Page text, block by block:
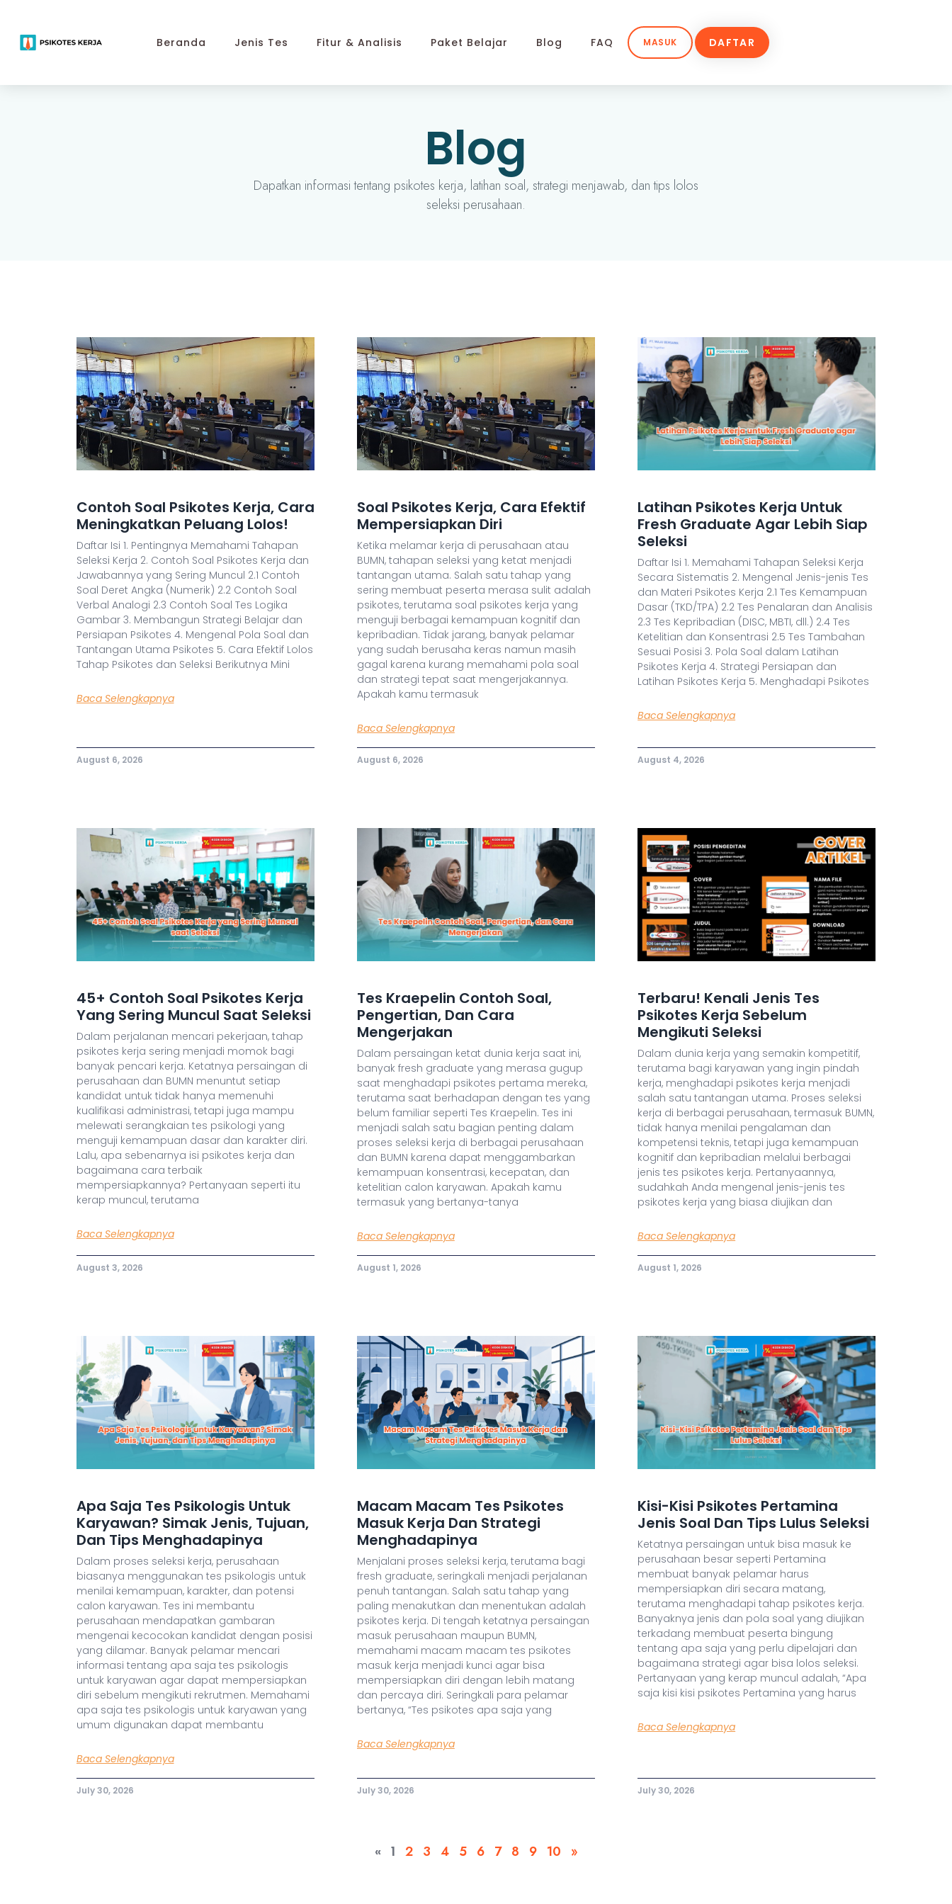
Beranda Jenis Tes Fitur & Analisis Paket Belajar Blog FAQ MASUK DAFTAR
Blog
Dapatkan informasi tentang psikotes kerja, latihan soal, strategi menjawab, dan tips lolos
seleksi perusahaan.
Contoh Soal Psikotes Kerja, Cara
Meningkatkan Peluang Lolos!
Daftar Isi 1. Pentingnya Memahami Tahapan
Seleksi Kerja 2. Contoh Soal Psikotes Kerja dan
Jawabannya yang Sering Muncul 2.1 Contoh
Soal Deret Angka (Numerik) 2.2 Contoh Soal
Verbal Analogi 2.3 Contoh Soal Tes Logika
Gambar 3. Membangun Strategi Belajar dan
Persiapan Psikotes 4. Mengenal Pola Soal dan
Tantangan Utama Psikotes 5. Cara Efektif Lolos
Tahap Psikotes dan Seleksi Berikutnya Mini
Baca Selengkapnya
August 6, 2026
Soal Psikotes Kerja, Cara Efektif
Mempersiapkan Diri
Ketika melamar kerja di perusahaan atau
BUMN, tahapan seleksi yang ketat menjadi
tantangan utama. Salah satu tahap yang
sering membuat peserta merasa sulit adalah
psikotes, terutama soal psikotes kerja yang
menguji berbagai kemampuan kognitif dan
kepribadian. Tidak jarang, banyak pelamar
yang sudah berusaha keras namun masih
gagal karena kurang memahami pola soal
dan strategi tepat saat mengerjakannya.
Apakah kamu termasuk
Baca Selengkapnya
August 6, 2026
Latihan Psikotes Kerja Untuk
Fresh Graduate Agar Lebih Siap
Seleksi
Daftar Isi 1. Memahami Tahapan Seleksi Kerja
Secara Sistematis 2. Mengenal Jenis-jenis Tes
dan Materi Psikotes Kerja 2.1 Tes Kemampuan
Dasar (TKD/TPA) 2.2 Tes Penalaran dan Analisis
2.3 Tes Kepribadian (DISC, MBTI, dll.) 2.4 Tes
Ketelitian dan Konsentrasi 2.5 Tes Tambahan
Sesuai Posisi 3. Pola Soal dalam Latihan
Psikotes Kerja 4. Strategi Persiapan dan
Latihan Psikotes Kerja 5. Menghadapi Psikotes
Baca Selengkapnya
August 4, 2026
45+ Contoh Soal Psikotes Kerja
Yang Sering Muncul Saat Seleksi
Dalam perjalanan mencari pekerjaan, tahap
psikotes kerja sering menjadi momok bagi
banyak pencari kerja. Ketatnya persaingan di
perusahaan dan BUMN menuntut setiap
kandidat untuk tidak hanya memenuhi
kualifikasi administrasi, tetapi juga mampu
melewati serangkaian tes psikologi yang
menguji kemampuan dasar dan karakter diri.
Lalu, apa sebenarnya isi psikotes kerja dan
bagaimana cara terbaik
mempersiapkannya? Pertanyaan seperti itu
kerap muncul, terutama
Baca Selengkapnya
August 3, 2026
Tes Kraepelin Contoh Soal,
Pengertian, Dan Cara
Mengerjakan
Dalam persaingan ketat dunia kerja saat ini,
banyak fresh graduate yang merasa gugup
saat menghadapi psikotes pertama mereka,
terutama saat berhadapan dengan tes yang
belum familiar seperti Tes Kraepelin. Tes ini
menjadi salah satu bagian penting dalam
proses seleksi kerja di berbagai perusahaan
dan BUMN karena dapat menggambarkan
kemampuan konsentrasi, kecepatan, dan
ketelitian calon karyawan. Apakah kamu
termasuk yang bertanya-tanya
Baca Selengkapnya
August 1, 2026
Terbaru! Kenali Jenis Tes
Psikotes Kerja Sebelum
Mengikuti Seleksi
Dalam dunia kerja yang semakin kompetitif,
terutama bagi karyawan yang ingin pindah
kerja, menghadapi psikotes kerja menjadi
salah satu tantangan utama. Proses seleksi
kerja di berbagai perusahaan, termasuk BUMN,
tidak hanya menilai pengalaman dan
kompetensi teknis, tetapi juga kemampuan
kognitif dan kepribadian melalui berbagai
jenis tes psikotes kerja. Pertanyaannya,
sudahkah Anda mengenal jenis-jenis tes
psikotes kerja yang biasa diujikan dan
Baca Selengkapnya
August 1, 2026
Apa Saja Tes Psikologis Untuk
Karyawan? Simak Jenis, Tujuan,
Dan Tips Menghadapinya
Dalam proses seleksi kerja, perusahaan
biasanya menggunakan tes psikologis untuk
menilai kemampuan, karakter, dan potensi
calon karyawan. Tes ini membantu
perusahaan mendapatkan gambaran
mengenai kecocokan kandidat dengan posisi
yang dilamar. Banyak pelamar mencari
informasi tentang apa saja tes psikologis
untuk karyawan agar dapat mempersiapkan
diri sebelum mengikuti rekrutmen. Memahami
apa saja tes psikologis untuk karyawan yang
umum digunakan dapat membantu
Baca Selengkapnya
July 30, 2026
Macam Macam Tes Psikotes
Masuk Kerja Dan Strategi
Menghadapinya
Menjalani proses seleksi kerja, terutama bagi
fresh graduate, seringkali menjadi perjalanan
penuh tantangan. Salah satu tahap yang
paling menakutkan dan menentukan adalah
psikotes kerja. Di tengah ketatnya persaingan
masuk perusahaan maupun BUMN,
memahami macam macam tes psikotes
masuk kerja menjadi kunci agar bisa
mempersiapkan diri dengan lebih matang
dan percaya diri. Seringkali para pelamar
bertanya, “Tes psikotes apa saja yang
Baca Selengkapnya
July 30, 2026
Kisi-Kisi Psikotes Pertamina
Jenis Soal Dan Tips Lulus Seleksi
Ketatnya persaingan untuk bisa masuk ke
perusahaan besar seperti Pertamina
membuat banyak pelamar harus
mempersiapkan diri secara matang,
terutama menghadapi tahap psikotes kerja.
Banyaknya jenis dan pola soal yang diujikan
terkadang membuat peserta bingung
tentang apa saja yang perlu dipelajari dan
bagaimana strategi agar bisa lolos seleksi.
Pertanyaan yang kerap muncul adalah, “Apa
saja kisi kisi psikotes Pertamina yang harus
Baca Selengkapnya
July 30, 2026
« 1 2 3 4 5 6 7 8 9 10 »